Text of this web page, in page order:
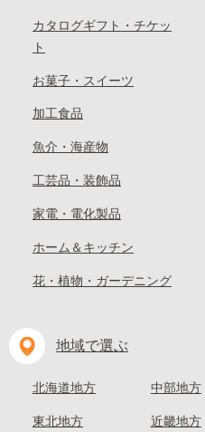
カタログギフト・チケッ
ト
お菓子・スイーツ
加工食品
魚介・海産物
工芸品・装飾品
家電・電化製品
ホーム＆キッチン
花・植物・ガーデニング
地域で選ぶ
北海道地方
東北地方
中部地方
近畿地方